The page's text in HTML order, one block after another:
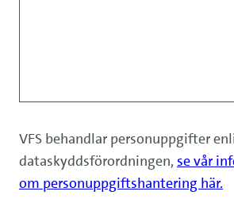
VFS behandlar personuppgifter
dataskyddsförordningen, se vår
om personuppgiftshantering här.